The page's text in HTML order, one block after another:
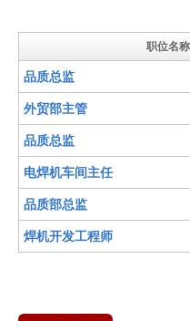
职位名称
品质总监
外贸部主管
品质总监
电焊机车间主任
品质部总监
焊机开发工程师